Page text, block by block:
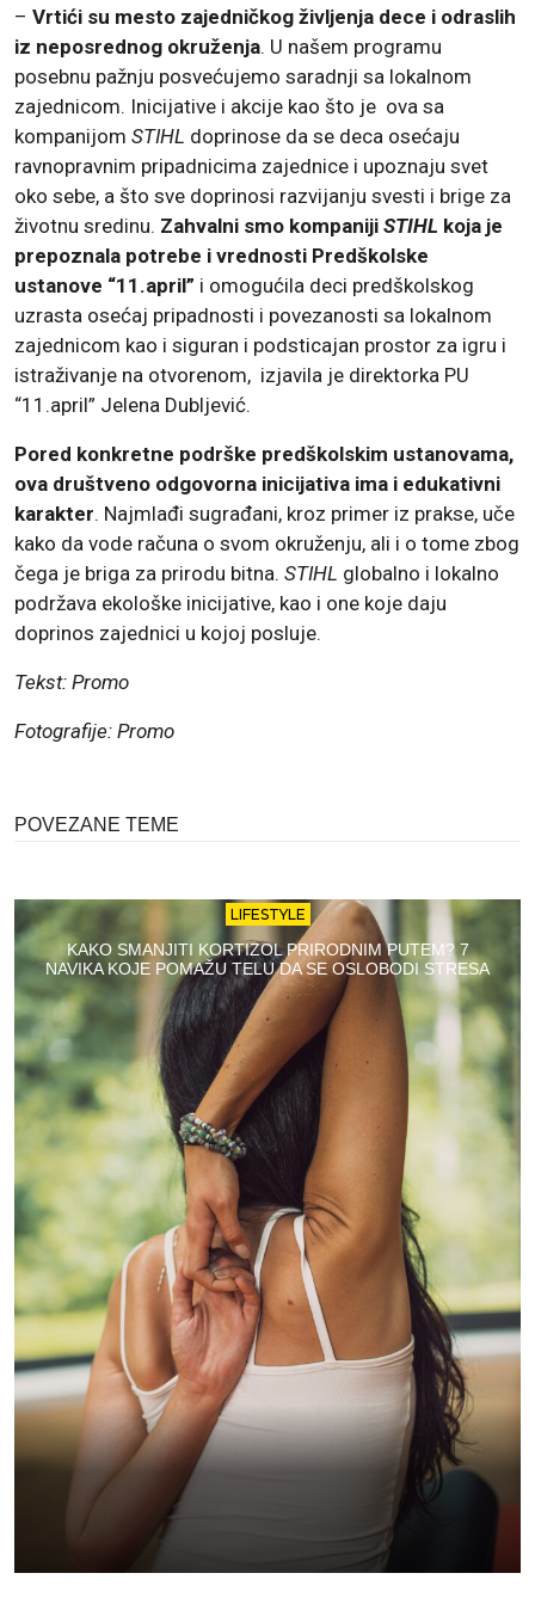
– Vrtići su mesto zajedničkog življenja dece i odraslih
iz neposrednog okruženja. U našem programu
posebnu pažnju posvećujemo saradnji sa lokalnom
zajednicom. Inicijative i akcije kao što je ova sa
kompanijom STIHL doprinose da se deca osećaju
ravnopravnim pripadnicima zajednice i upoznaju svet
oko sebe, a što sve doprinosi razvijanju svesti i brige za
životnu sredinu. Zahvalni smo kompaniji STIHL koja je
prepoznala potrebe i vrednosti Predškolske
ustanove “11.april” i omogućila deci predškolskog
uzrasta osećaj pripadnosti i povezanosti sa lokalnom
zajednicom kao i siguran i podsticajan prostor za igru i
istraživanje na otvorenom, izjavila je direktorka PU
“11.april” Jelena Dubljević.
Pored konkretne podrške predškolskim ustanovama,
ova društveno odgovorna inicijativa ima i edukativni
karakter. Najmlađi sugrađani, kroz primer iz prakse, uče
kako da vode računa o svom okruženju, ali i o tome zbog
čega je briga za prirodu bitna. STIHL globalno i lokalno
podržava ekološke inicijative, kao i one koje daju
doprinos zajednici u kojoj posluje.
Tekst: Promo
Fotografije: Promo
POVEZANE TEME
LIFESTYLE
KAKO SMANJITI KORTIZOL PRIRODNIM PUTEM? 7
NAVIKA KOJE POMAŽU TELU DA SE OSLOBODI STRESA